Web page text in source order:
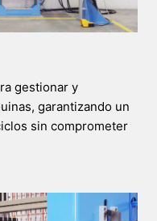
gestionar y
garantizando un
sin comprometer